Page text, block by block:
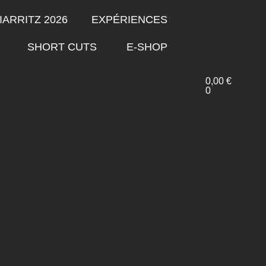
2026 EXPÉRIENCES
SHORT CUTS E-SHOP
0,00 €
0